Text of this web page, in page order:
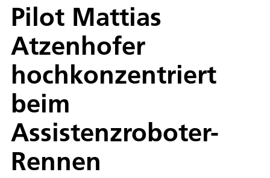
Pilot Mattias
Atzenhofer
hochkonzentriert
beim
Assistenzroboter-
Rennen